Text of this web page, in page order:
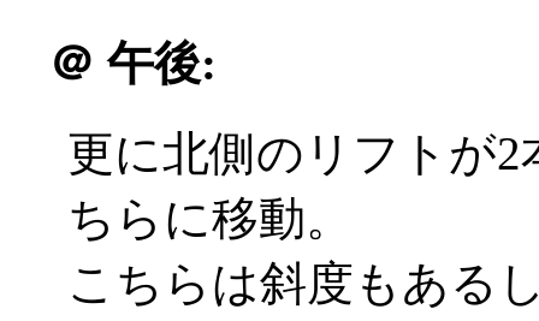
＠ 午後:
更に北側のリフトが
ちらに移動。
こちらは斜度もある